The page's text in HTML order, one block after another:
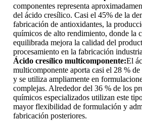
componentes representa
del ácido cresílico. Casi el 45% de la
fabricación de antioxidantes, la
químicos de alto rendimiento, donde la
equilibrada mejora la calidad del
procesamiento en la fabricación
Ácido cresílico multicomponente:El
multicomponente aporta casi el 28 %
y se utiliza ampliamente en
complejas. Alrededor del 36 % de los
químicos especializados utilizan este
mayor flexibilidad de formulación y
fabricación posteriores.